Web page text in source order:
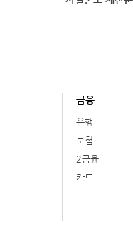
금융
은행
보험
2금융
카드